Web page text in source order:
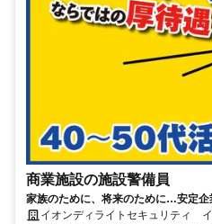
商業施設の施設警備員
家族のために、将来のために…安定企
ゼロからの正社員デビュー”を応援し
イオンディライトセキュリティ